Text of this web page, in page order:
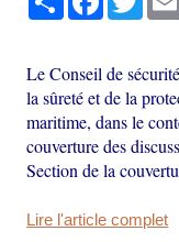
Le Conseil de
la sûreté et de la
maritime, dans le
couverture des
Section de la
Lire l'article complet